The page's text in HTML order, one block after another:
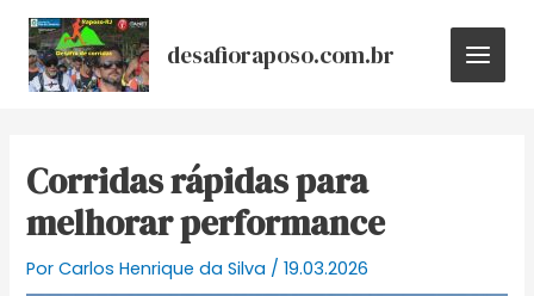
para
conteúdo
desafioraposo.com.br
MAIN
Corridas rápidas para
melhorar performance
PorCarlos Henrique da Silva /19.03.2026
Post
navigation